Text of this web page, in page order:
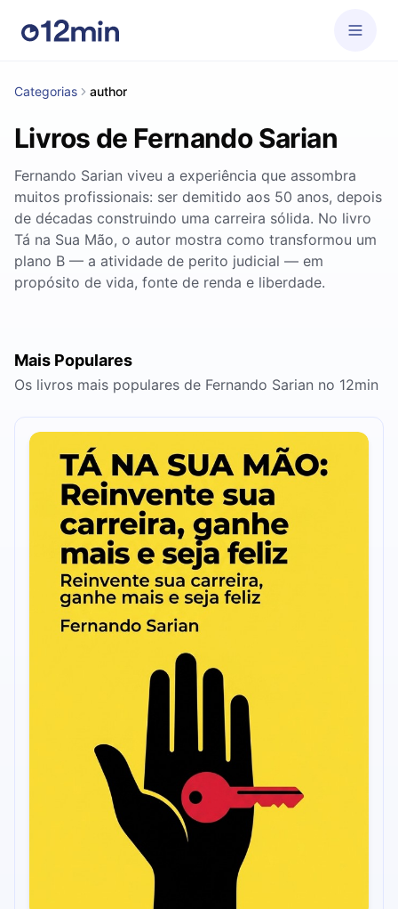
Categorias author
Livros de Fernando Sarian
Fernando Sarian viveu a experiência que assombra
muitos profissionais: ser demitido aos 50 anos, depois
de décadas construindo uma carreira sólida. No livro
Tá na Sua Mão, o autor mostra como transformou um
plano B — a atividade de perito judicial — em
propósito de vida, fonte de renda e liberdade.
Mais Populares
Os livros mais populares de Fernando Sarian no 12min